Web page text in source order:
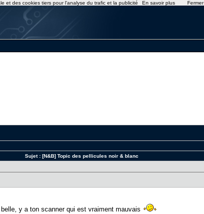
Sujet : [N&B] Topic des pellicules noir & blanc
y a ton scanner qui est vraiment mauvais
et des cookies tiers pour l'analyse du trafic et la publicité En savoir plus Fermer